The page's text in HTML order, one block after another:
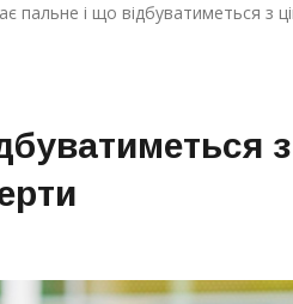
пальне і що відбуватиметься з
з